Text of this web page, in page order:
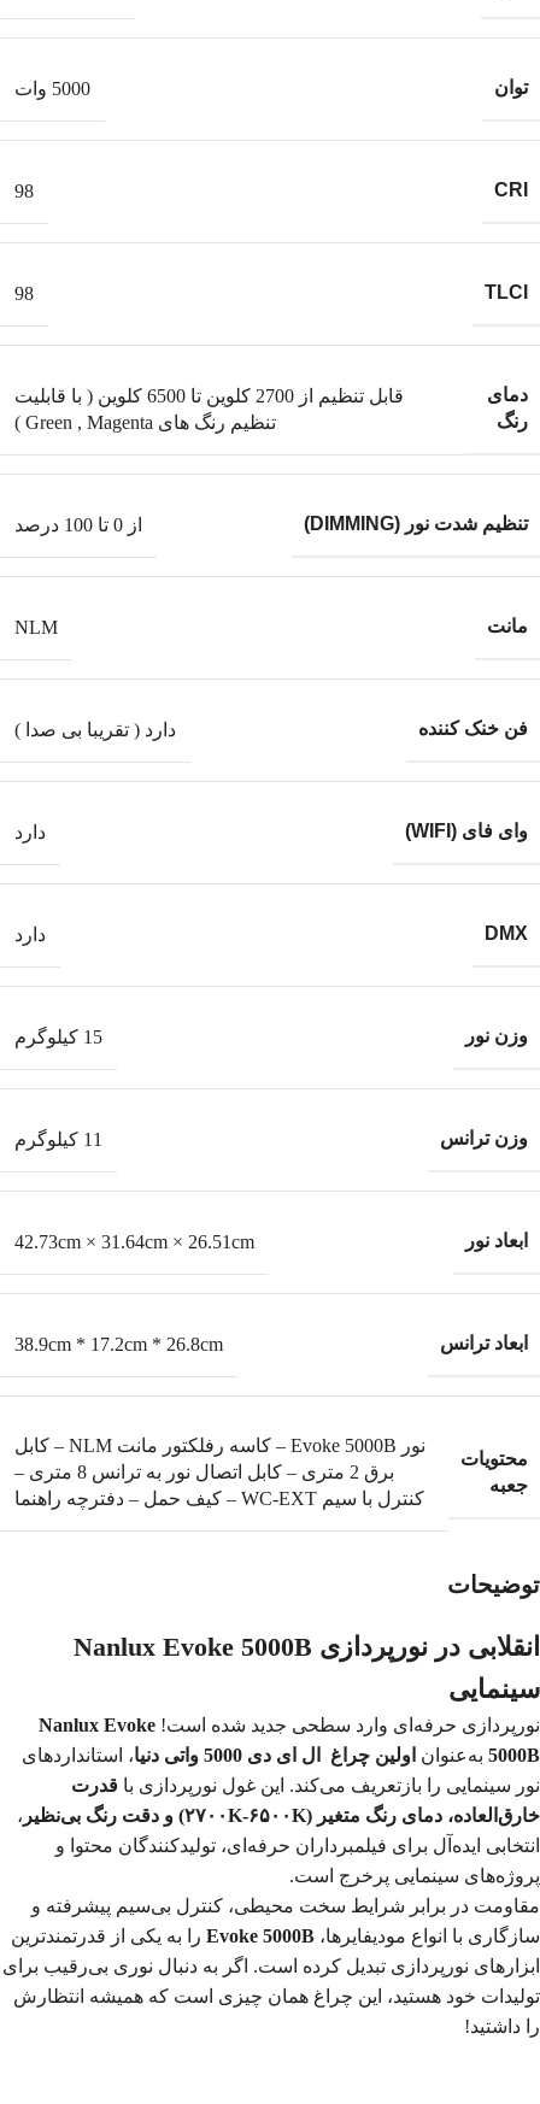
توضیحات
Nanlux Evoke 5000B انقلابی در نورپردازی
سینمایی
نورپردازی حرفه‌ای وارد سطحی جدید شده است! Nanlux Evoke
5000B به‌عنوان اولین چراغ ال ای دی 5000 واتی دنیا
، استانداردهای
نور سینمایی را بازتعریف می‌کند. این غول نورپردازی با قدرت
خارق‌العاده، دمای رنگ متغیر (۲۷۰۰K-۶۵۰۰K) و دقت رنگ بی‌نظیر
،
انتخابی ایده‌آل برای فیلمبرداران حرفه‌ای، تولیدکنندگان محتوا و
پروژه‌های سینمایی پرخرج است.
مقاومت در برابر شرایط سخت محیطی، کنترل بی‌سیم پیشرفته و
سازگاری با انواع مودیفایرها، Evoke 5000B را به یکی از قدرتمندترین
ابزارهای نورپردازی تبدیل کرده است. اگر به دنبال نوری بی‌رقیب برای
تولیدات خود هستید، این چراغ همان چیزی است که همیشه انتظارش
را داشتید!
توان 5000 وات
CRI
98
TLCI
98
دمای
رنگ
قابل تنظیم از 2700 کلوین تا 6500 کلوین ( با قابلیت
تنظیم رنگ های Green , Magenta )
تنظیم شدت نور (DIMMING) از 0 تا 100 درصد
مانت NLM
فن خنک کننده دارد ( تقریبا بی صدا )
وای فای (WIFI) دارد
DMX دارد
وزن نور 15 کیلوگرم
وزن ترانس 11 کیلوگرم
ابعاد نور 42.73cm × 31.64cm × 26.51cm
ابعاد ترانس 38.9cm * 17.2cm * 26.8cm
محتویات
جعبه
نور Evoke 5000B – کاسه رفلکتور مانت NLM – کابل
برق 2 متری – کابل اتصال نور به ترانس 8 متری –
کنترل با سیم WC-EXT – کیف حمل – دفترچه راهنما